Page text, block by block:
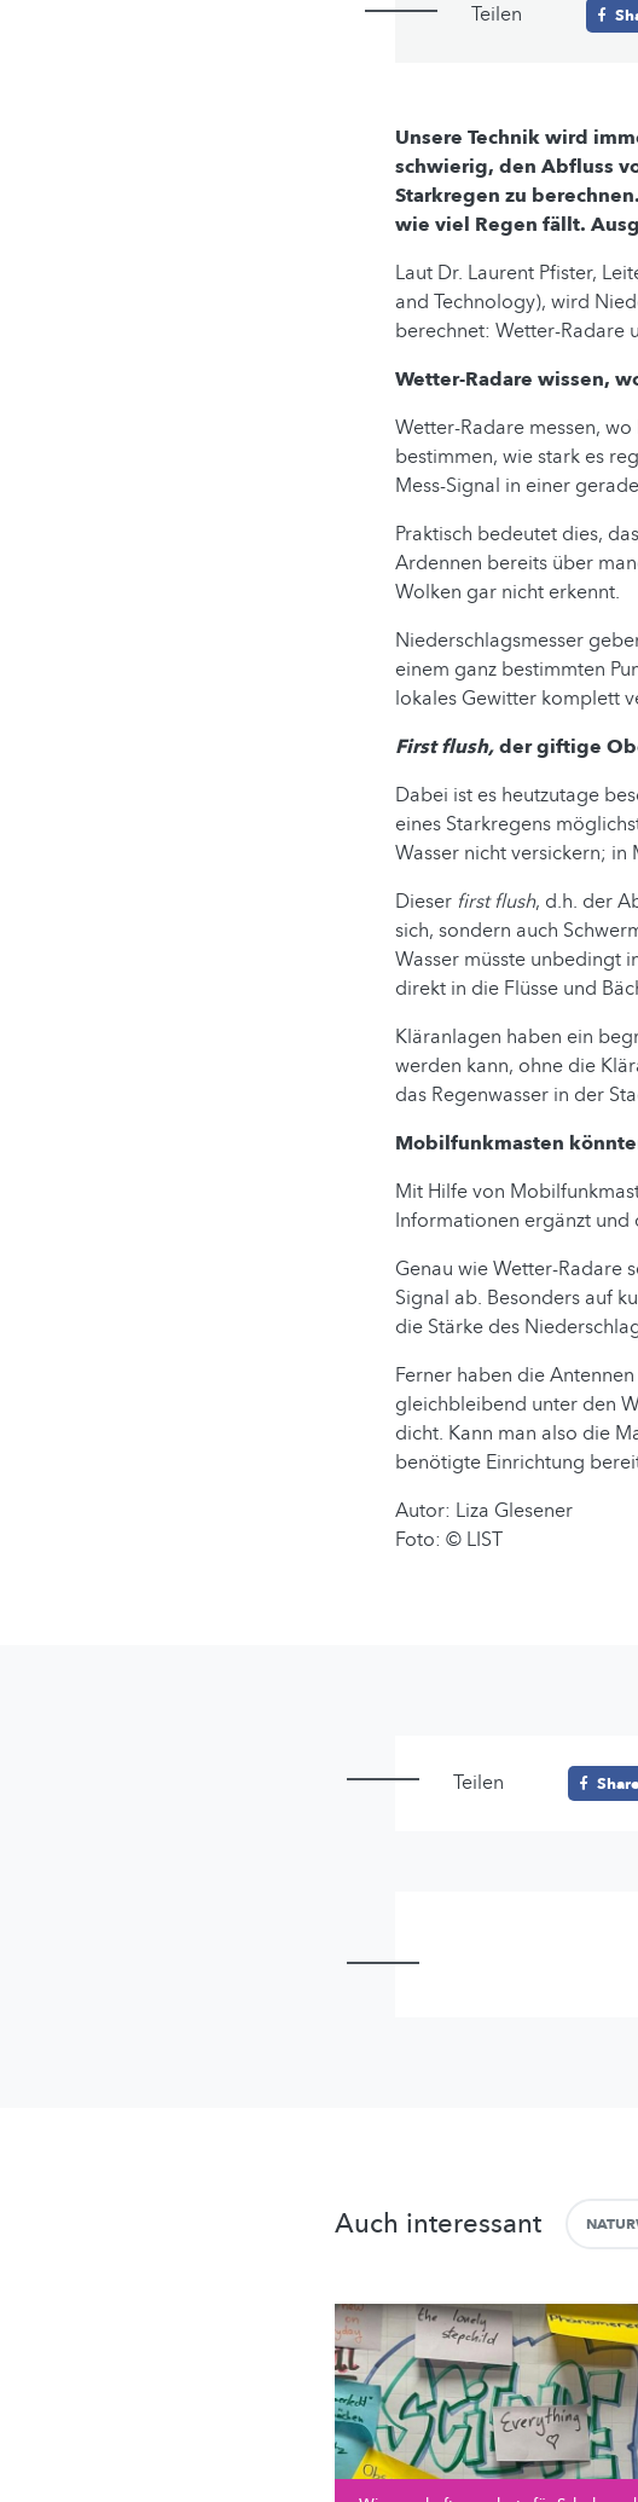
Teilen
Unsere Technik wird
schwierig, den Abfluss
Starkregen zu
wie viel Regen fällt.
Laut Dr. Laurent Pfister,
and Technology), wird
berechnet: Wetter-Radare
Wetter-Radare wissen,
Wetter-Radare messen,
bestimmen, wie stark es
Mess-Signal in einer
Praktisch bedeutet dies,
Ardennen bereits über
Wolken gar nicht erkennt.
Niederschlagsmesser
einem ganz bestimmten
lokales Gewitter komplett
First flush,der giftige
Dabei ist es heutzutage
eines Starkregens
Wasser nicht versickern;
Dieser first flush, d.h. der
sich, sondern auch
Wasser müsste unbedingt
direkt in die Flüsse und
Kläranlagen haben ein
werden kann, ohne die
das Regenwasser in der
Mobilfunkmasten
Mit Hilfe von
Informationen ergänzt und
Genau wie Wetter-Radare
Signal ab. Besonders auf
die Stärke des
Ferner haben die
gleichbleibend unter den
dicht. Kann man also die
benötigte Einrichtung
Autor: Liza Glesener
Foto: © LIST
Teilen
Auch interessant